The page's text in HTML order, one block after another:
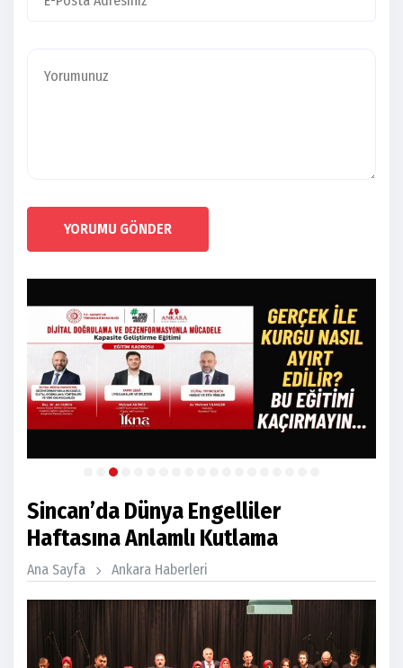
YORUMU GÖNDER
Sincan’da Dünya Engelliler
Haftasına Anlamlı Kutlama
Ana Sayfa Ankara Haberleri